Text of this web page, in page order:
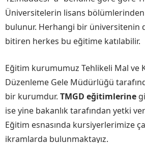
Üniversitelerin lisans
bulunur. Herhangi bir üniversitenin
bitiren herkes bu eğitime katılabilir.
Eğitim kurumumuz Tehlikeli Mal ve
Düzenleme Gele Müdürlüğü
bir kurumdur. TMGD eğitimlerine
ise yine bakanlık tarafından yetki
Eğitim esnasında kursiyerlerimize
ikramlarda bulunmaktayız.